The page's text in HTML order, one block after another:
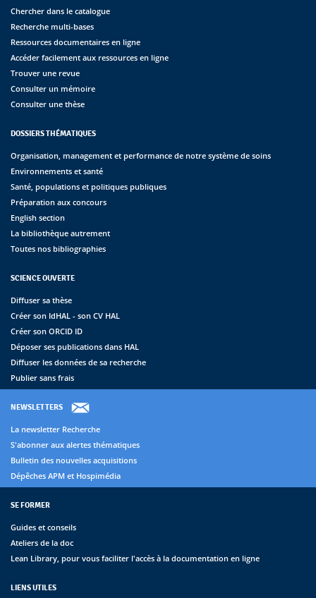
Chercher dans le catalogue
Recherche multi-bases
Ressources documentaires en ligne
Accéder facilement aux ressources en ligne
Trouver une revue
Consulter un mémoire
Consulter une thèse
DOSSIERS THÉMATIQUES
Organisation, management et performance de notre système de soins
Environnements et santé
Santé, populations et politiques publiques
Préparation aux concours
English section
La bibliothèque autrement
Toutes nos bibliographies
SCIENCE OUVERTE
Diffuser sa thèse
Créer son IdHAL - son CV HAL
Créer son ORCID ID
Déposer ses publications dans HAL
Diffuser les données de sa recherche
Publier sans frais
NEWSLETTERS
La newsletter Recherche
S'abonner aux alertes thématiques
Bulletin des nouvelles acquisitions
Dépêches APM et Hospimédia
SE FORMER
Guides et conseils
Ateliers de la doc
Lean Library, pour vous faciliter l'accès à la documentation en ligne
LIENS UTILES